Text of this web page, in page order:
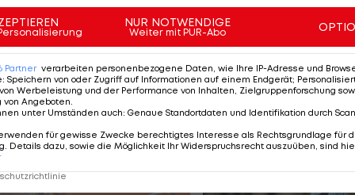
Einjahresvertrag bis Sommer 2013. Pürcher ist damit
wechselt. Zuvor holten die Obersteirer bereits
Marvin Weinberger .
NUR NOTWENDIGE
Weiter mit PUR-Abo
Partner verarbeiten personenbezogene Daten, wie Ihre IP-Adresse und
: Speichern von oder Zugriff auf Informationen auf einem Endgerät;
Werbeleistung und der Performance von Inhalten, Zielgruppenforschung
von Angeboten
unter Umständen auch: Genaue Standortdaten und Identifikation durch
für gewisse Zwecke berechtigtes Interesse als Rechtsgrundlage für
Details dazu, sowie die Möglichkeit Ihr Widerspruchsrecht auszuüben, sind